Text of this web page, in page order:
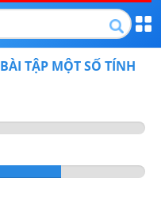
BÀI TẬP MỘT SỐ TÍNH